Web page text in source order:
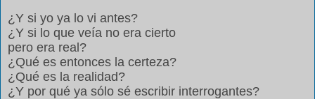
¿Y si yo ya lo vi antes?
¿Y si lo que veía no era cierto
pero era real?
¿Qué es entonces la certeza?
¿Qué es la realidad?
¿Y por qué ya sólo sé escribir interrogantes?